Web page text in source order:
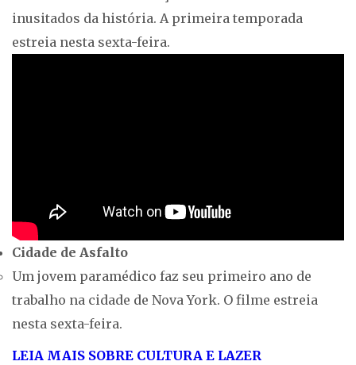
inusitados da história. A primeira temporada
estreia nesta sexta-feira.
Cidade de Asfalto
Um jovem paramédico faz seu primeiro ano de
trabalho na cidade de Nova York. O filme estreia
nesta sexta-feira.
LEIA MAIS SOBRE CULTURA E LAZER